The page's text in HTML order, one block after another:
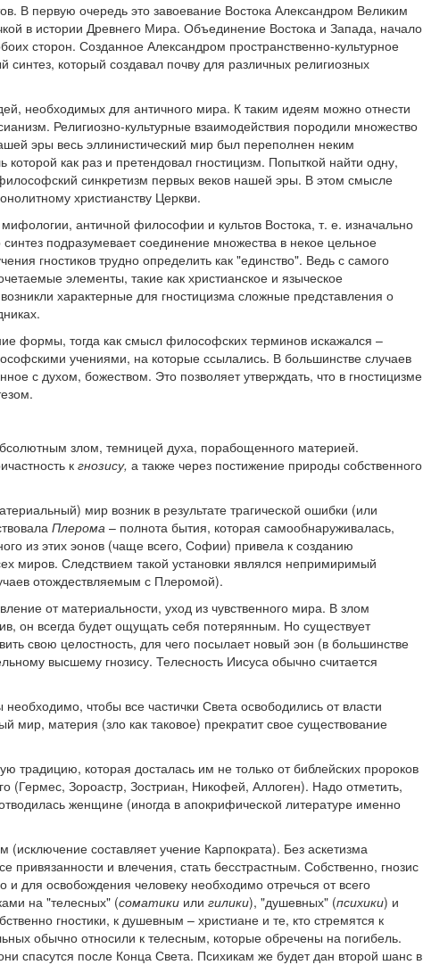
В первую очередь это завоевание Востока Александром Великим
в истории Древнего Мира. Объединение Востока и Запада, начало
сторон. Созданное Александром пространственно-культурное
синтез, который создавал почву для различных религиозных
необходимых для античного мира. К таким идеям можно отнести
Религиозно-культурные взаимодействия породили множество
эры весь эллинистический мир был переполнен неким
как раз и претендовал гностицизм. Попыткой найти одну,
синкретизм первых веков нашей эры. В этом смысле
христианству Церкви.
античной философии и культов Востока, т. е. изначально
подразумевает соединение множества в некое цельное
гностиков трудно определить как "единство". Ведь с самого
элементы, такие как христианское и языческое
характерные для гностицизма сложные представления о
формы, тогда как смысл философских терминов искажался –
учениями, на которые ссылались. В большинстве случаев
с духом, божеством. Это позволяет утверждать, что в гностицизме
злом, темницей духа, порабощенного материей.
к гнозису, а также через постижение природы собственного
мир возник в результате трагической ошибки (или
Плерома – полнота бытия, которая самообнаруживалась,
из этих эонов (чаще всего, Софии) привела к созданию
миров. Следствием такой установки являлся непримиримый
отождествляемым с Плеромой).
от материальности, уход из чувственного мира. В злом
он всегда будет ощущать себя потерянным. Но существует
свою целостность, для чего посылает новый эон (в большинстве
высшему гнозису. Телесность Иисуса обычно считается
чтобы все частички Света освободились от власти
мир, материя (зло как таковое) прекратит свое существование
традицию, которая досталась им не только от библейских пророков
(Гермес, Зороастр, Зостриан, Никофей, Аллоген). Надо отметить,
женщине (иногда в апокрифической литературе именно
(исключение составляет учение Карпократа). Без аскетизма
и влечения, стать бесстрастным. Собственно, гнозис
и для освобождения человеку необходимо отречься от всего
на "телесных" (соматики или гилики), "душевных" (психики) и
гностики, к душевным – христиане и те, кто стремятся к
обычно относили к телесным, которые обречены на погибель.
спасутся после Конца Света. Психикам же будет дан второй шанс в